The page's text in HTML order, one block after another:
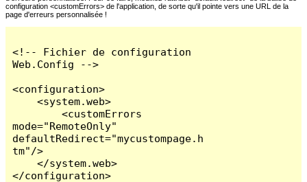
configuration <customErrors> de l'application, de sorte qu'il pointe vers une URL de la
page d'erreurs personnalisée !
<!-- Fichier de configuration
Web.Config -->
<configuration>
    <system.web>
        <customErrors
mode="RemoteOnly"
defaultRedirect="mycustompage.h
tm"/>
    </system.web>
</configuration>